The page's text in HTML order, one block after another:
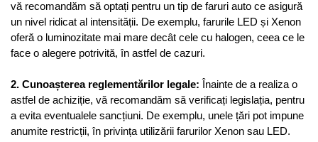
vă recomandăm să optați pentru un tip de faruri auto ce asigură
un nivel ridicat al intensității. De exemplu, farurile LED și Xenon
oferă o luminozitate mai mare decât cele cu halogen, ceea ce le
face o alegere potrivită, în astfel de cazuri.
2. Cunoașterea reglementărilor legale: Înainte de a realiza o
astfel de achiziție, vă recomandăm să verificați legislația, pentru
a evita eventualele sancțiuni. De exemplu, unele țări pot impune
anumite restricții, în privința utilizării farurilor Xenon sau LED.